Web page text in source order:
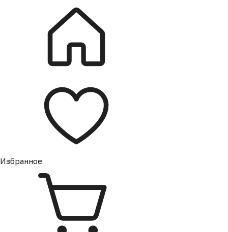
Избранное